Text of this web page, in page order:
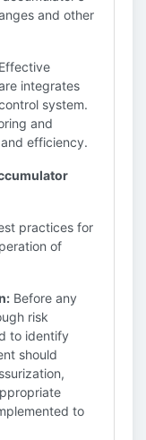
and other
Effective
integrates
system.
and
efficiency.
practices for
of
Before any
risk
to identify
should
to